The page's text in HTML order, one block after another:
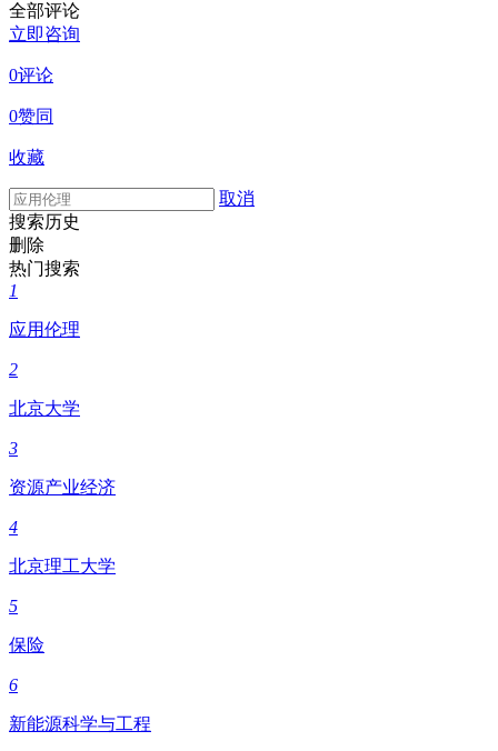
全部评论
立即咨询
0评论
0赞同
收藏
取消
搜索历史
删除
热门搜索
1
应用伦理
2
北京大学
3
资源产业经济
4
北京理工大学
5
保险
6
新能源科学与工程